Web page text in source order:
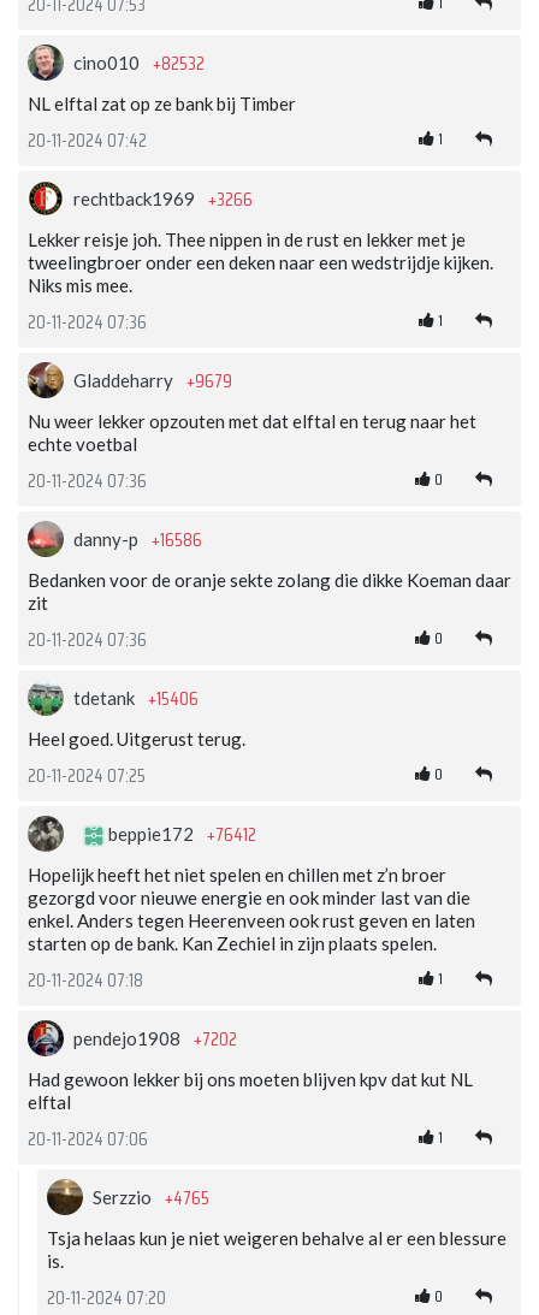
cino010 +82532
NL elftal zat op ze bank bij Timber
20-11-2024 07:42 1
rechtback1969 +3266
Lekker reisje joh. Thee nippen in de rust en lekker met je
tweelingbroer onder een deken naar een wedstrijdje kijken.
Niks mis mee.
20-11-2024 07:36 1
Gladdeharry +9679
Nu weer lekker opzouten met dat elftal en terug naar het
echte voetbal
20-11-2024 07:36 0
danny-p +16586
Bedanken voor de oranje sekte zolang die dikke Koeman daar
zit
20-11-2024 07:36 0
tdetank +15406
Heel goed. Uitgerust terug.
20-11-2024 07:25 0
beppie172 +76412
Hopelijk heeft het niet spelen en chillen met z’n broer
gezorgd voor nieuwe energie en ook minder last van die
enkel. Anders tegen Heerenveen ook rust geven en laten
starten op de bank. Kan Zechiel in zijn plaats spelen.
20-11-2024 07:18 1
pendejo1908 +7202
Had gewoon lekker bij ons moeten blijven kpv dat kut NL
elftal
20-11-2024 07:06 1
Serzzio +4765
Tsja helaas kun je niet weigeren behalve al er een blessure
is.
20-11-2024 07:20 0